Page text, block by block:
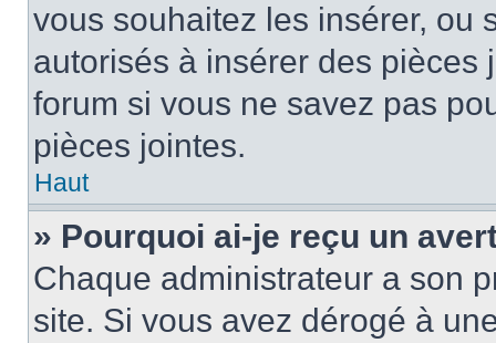
vous souhaitez les insérer, ou
autorisés à insérer des pièces
forum si vous ne savez pas
pièces jointes.
Haut
» Pourquoi ai-je reçu un
Chaque administrateur a son
site. Si vous avez dérogé à